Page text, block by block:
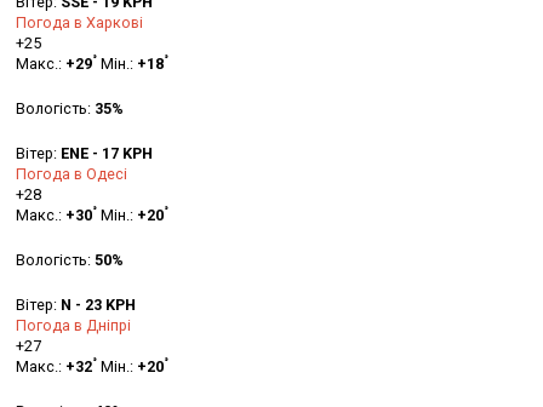
Погода в Харкові
+25
Макс.: +29° Мін.: +18°
Вологість: 35%
Вітер: ENE - 17 KPH
Погода в Одесі
+28
Макс.: +30° Мін.: +20°
Вологість:50%
Вітер: N - 23 KPH
Погода в Дніпрі
+27
Макс.: +32° Мін.: +20°